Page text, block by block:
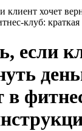
клиент хочет
клуб:
если
в